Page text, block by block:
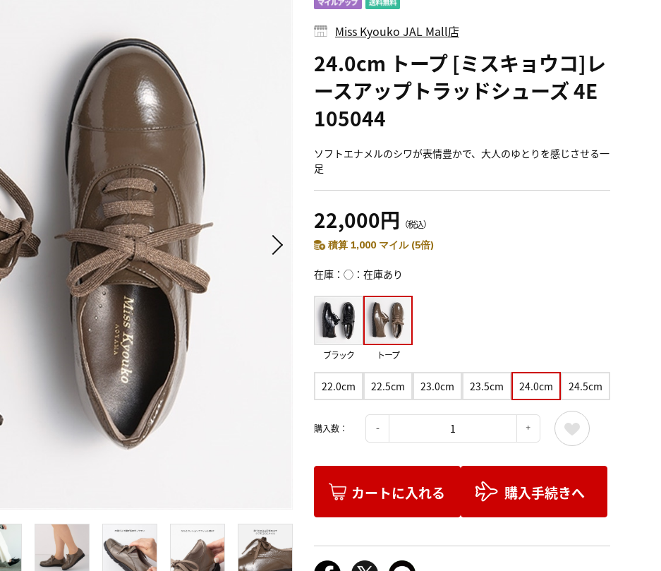
Miss Kyouko JAL Mall店
24.0cm トープ [ミスキョウコ]レ
ースアップトラッドシューズ 4E
105044
ソフトエナメルのシワが表情豊かで、大人のゆとりを感じさせる一
足
22,000円 （税込）
積算 1,000 マイル (5倍)
在庫 ◯：在庫あり
ブラック トープ
22.0cm 22.5cm 23.0cm 23.5cm 24.0cm 24.5cm
購入数：
カートに入れる 購入手続きへ